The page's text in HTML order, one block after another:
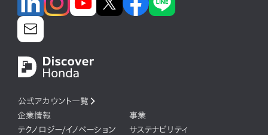
公式アカウント一覧
企業情報
事業
テクノロジー/イノベーション
サステナビリティ